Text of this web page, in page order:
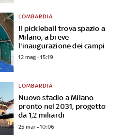
Il pickleball trova spazio a
Milano, a breve
l'inaugurazione dei campi
LOMBARDIA
12 mag - 15:19
Nuovo stadio a Milano
pronto nel 2031, progetto
da 1,2 miliardi
LOMBARDIA
25 mar - 10:06